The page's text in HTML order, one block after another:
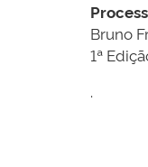
Bruno
1ª
.